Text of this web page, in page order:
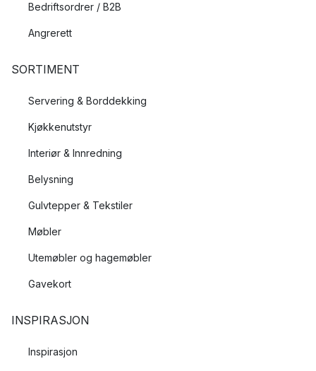
Bedriftsordrer / B2B
Angrerett
SORTIMENT
Servering & Borddekking
Kjøkkenutstyr
Interiør & Innredning
Belysning
Gulvtepper & Tekstiler
Møbler
Utemøbler og hagemøbler
Gavekort
INSPIRASJON
Inspirasjon